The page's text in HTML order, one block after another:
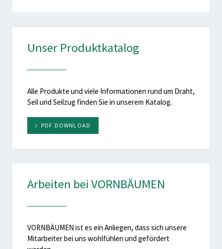
Unser Produktkatalog
Alle Produkte und viele Informationen rund um Draht,
Seil und Seilzug finden Sie in unserem Katalog.
PDF DOWNLOAD
Arbeiten bei VORNBÄUMEN
VORNBÄUMEN ist es ein Anliegen, dass sich unsere
Mitarbeiter bei uns wohlfühlen und gefördert